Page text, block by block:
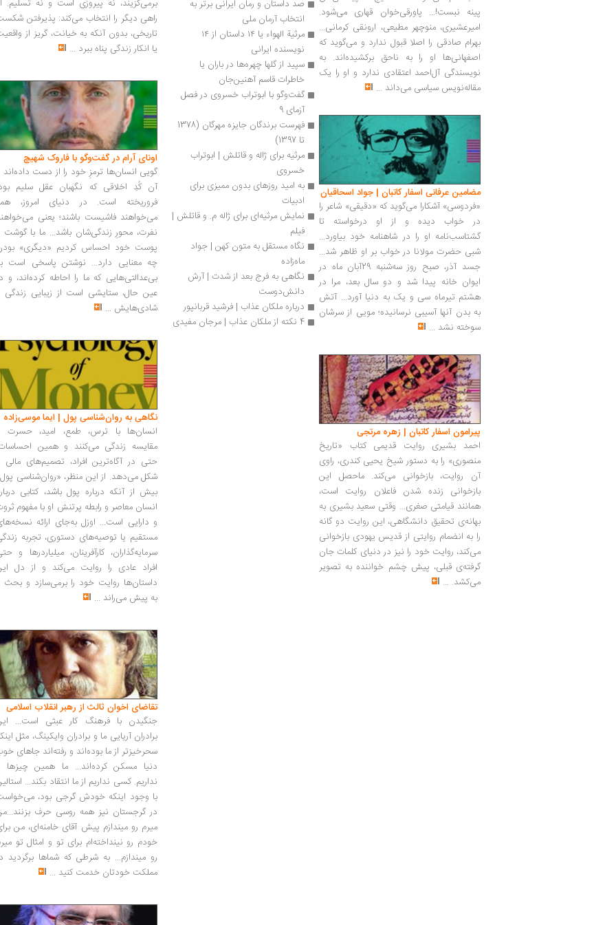
پینه نبست!... پاورقی‌خوان قهاری می‌شود.
امیرعشیری، منوچهر مطیعی، ارونقی کرمانی...
بهرام صادقی را اصلا قبول ندارد و می‌گوید که
اصفهانی‌ها او را به ناحق برکشیده‌اند. به
نویسندگی آل‌احمد اعتقادی ندارد و او را یک
مقاله‌نویس سیاسی می‌داند ...
مضامین عرفانی اسفار کاتبان | جواد اسحاقيان
«فردوسی» آشکارا می‌گوید که «دقیقی» شاعر را
در خواب دیده و از او درخواسته تا
گشتاسب‌نامه او را در شاهنامه خود بیاورد...
شبی حضرت مولانا در خواب بر او ظاهر شد...
جسد آذر، صبح روز سه‌شنبه 29آبان ماه در
ایوان خانه پیدا شد و دو سال بعد، مرا در
هشتم تیرماه سی و یک به دنیا آورد... آتش
به بدن آنها آسیبی نرسانیده؛ مویی از سرشان
سوخته نشد ...
پیرامون اسفار کاتبان | زهره مرتجی
احمد بشیری روایت قدیمی کتاب «تاریخ
منصوری» را به دستور شیخ یحیی کندری، راوی
آن روایت، باز‌خوانی می‌کند. ماحصل این
بازخوانی زنده شدن فاعلان روایت است،
همانند قیامتی صغری... وقتی سعید بشیری به
بهانه‌ی تحقیق دانشگاهی، این روایت دو گانه
را به انضمام روایتی از قدیس یهودی بازخوانی
می‌کند،‌ روایت خود را نیز در دنیای کلمات جان
گرفته‌ی قبلی، پیش چشم خواننده به تصویر
می‌کشد. ...
انتخاب آرمان ملی
نویسنده ایرانی
خاطرات قاسم آهنین‌جان
آزمای 9
تا 1397)
خسروی
ادبیات
فیلم
ماه‌زاده
دانش‌دوست
درباره ملكان عذاب | فرشید قربانپور
4 نکته از ملکان عذاب | مرجان مفیدی
برمی‌گزیند، نه پیروزی است و نه تسلیم.
راهی دیگر را انتخاب می‌کند: پذیرفتن
تاریخی، بدون آنکه به خیانت، گریز از
یا انکار زندگی پناه ببرد ...
اونای آرام در گفت‌وگو با فاروک شهیچ‭
گویی انسان‌ها ترمزِ خود را از دست داده‌اند
آن کُدِ اخلاقی که نگهبان عقل سلیم
فروریخته است. در دنیای امروز،
می‌خواهند فاشیست باشند؛ یعنی
نفرت، محورِ زندگی‌شان باشد... ما با گوشت
پوست خود احساس کردیم «دیگری»
چه معنایی دارد... نوشتن پاسخی است
بی‌عدالتی‌هایی که ما را احاطه کرده‌اند، و
عین حال، ستایشی است از زیبایی زندگی
شادی‌هایش ...
نگاهی به روان‌شناسی پول | ایما موسی‌زاده
انسان‌ها با ترس، طمع، امید، حسرت
مقایسه زندگی می‌کنند و همین
حتی در آگاه‌ترین افراد، تصمیم‌های مالی
شکل می‌دهد. از این منظر، «روان‌شناسی
بیش از آنکه درباره پول باشد، کتابی
انسان معاصر و رابطه پرتنش او با مفهوم
و دارایی است... اوزل به‌جای ارائه
مستقیم یا توصیه‌های دستوری، تجربه
سرمایه‌گذاران، کارآفرینان، میلیاردرها و
افراد عادی را روایت می‌کند و از دل
داستان‌ها روایت خود را برمی‌سازد و بحث
به پیش می‌راند ...
تقاضای اخوان ثالث از رهبر انقلاب اسلامی
جنگیدن با فرهنگ کار عبثی است...
برادران آریایی ما و برادران وایکینگ، مثل
سحرخیزتر از ما بوده‌اند و رفته‌اند جاهای
دنیا مسکن کرده‌اند... ما همین چیزها
نداریم. کسی نداریم از ما انتقاد بکند...
با وجود اینکه خودش گرجی بود،
در گرجستان نیز همه روسی حرف
میرم رو میندازم پیش آقای خامنه‌ای، من
خودم رو نینداخته‌ام برای تو و امثال تو
رو میندازم... به شرطی که شماها برگردید
مملکت خودتان خدمت کنید ...